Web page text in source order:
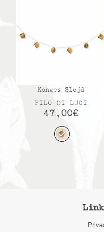
Konges Slojd
FILO DI LUCI
47,00€